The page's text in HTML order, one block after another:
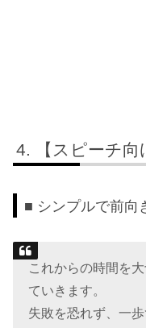
【スピーチ
■ シンプルで前向
これからの時間を
ていきます。
失敗を恐れず、一